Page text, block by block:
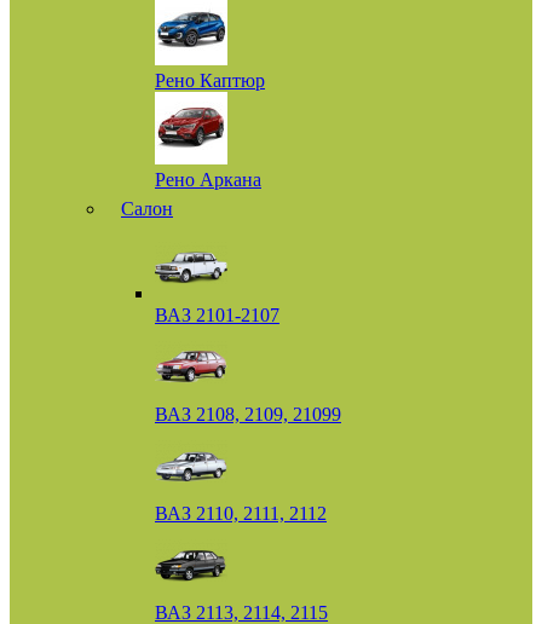
Рено Каптюр
Рено Аркана
Салон
ВАЗ 2101-2107
ВАЗ 2108, 2109, 21099
ВАЗ 2110, 2111, 2112
ВАЗ 2113, 2114, 2115